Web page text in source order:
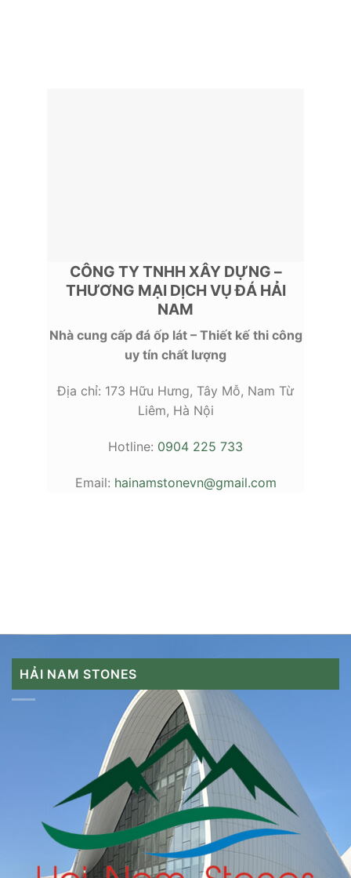
CÔNG TY TNHH XÂY DỰNG –
THƯƠNG MẠI DỊCH VỤ ĐÁ HẢI
NAM
Nhà cung cấp đá ốp lát – Thiết kế thi công
uy tín chất lượng
Địa chỉ: 173 Hữu Hưng, Tây Mỗ, Nam Từ
Liêm, Hà Nội
Hotline: 0904 225 733
Email: hainamstonevn@gmail.com
HẢI NAM STONES